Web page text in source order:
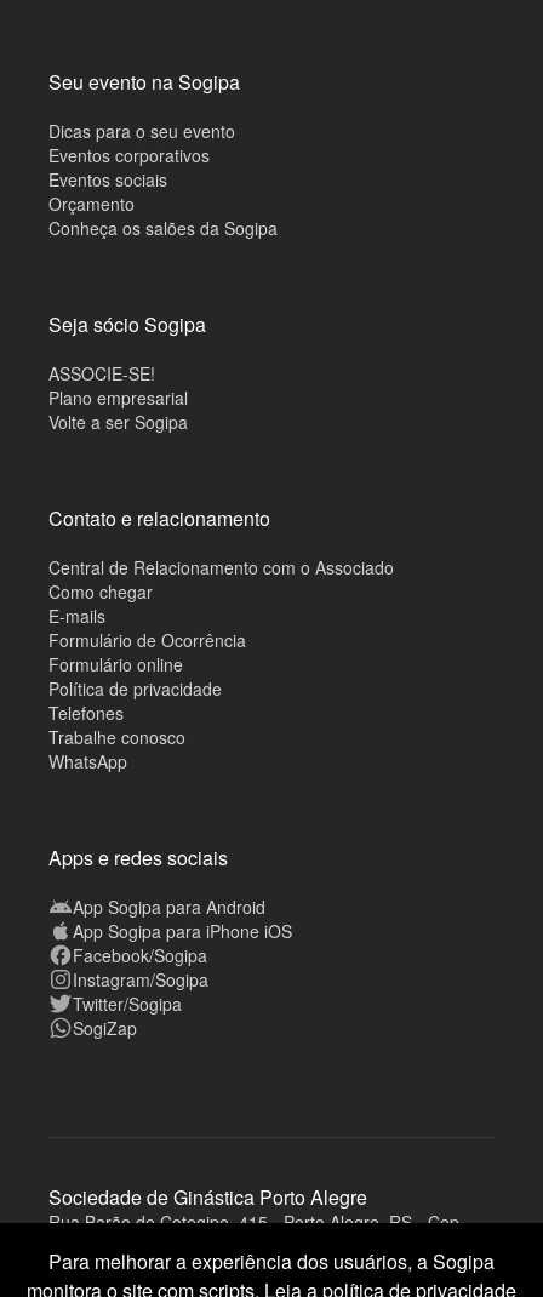
Seu evento na Sogipa
Dicas para o seu evento
Eventos corporativos
Eventos sociais
Orçamento
Conheça os salões da Sogipa
Seja sócio Sogipa
ASSOCIE-SE!
Plano empresarial
Volte a ser Sogipa
Contato e relacionamento
Central de Relacionamento com o Associado
Como chegar
E-mails
Formulário de Ocorrência
Formulário online
Política de privacidade
Telefones
Trabalhe conosco
WhatsApp
Apps e redes sociais
App Sogipa para Android
App Sogipa para iPhone iOS
Facebook/Sogipa
Instagram/Sogipa
Twitter/Sogipa
SogiZap
Sociedade de Ginástica Porto Alegre
Rua Barão de Cotegipe, 415 - Porto Alegre, RS - Cep
A
Para melhorar a experiência dos usuários, a Sogipa
monitora o site com scripts. Leia apolítica de privacidade